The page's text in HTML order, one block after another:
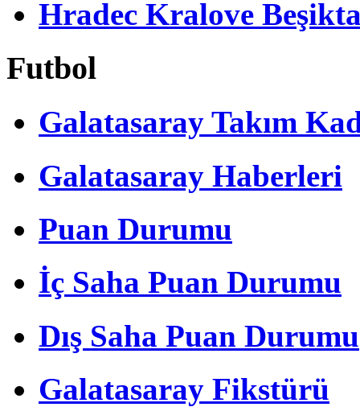
Hradec Kralove
Futbol
Galatasaray Takım
Galatasaray Haberleri
Puan Durumu
İç Saha Puan Durumu
Dış Saha Puan Durumu
Galatasaray Fikstürü